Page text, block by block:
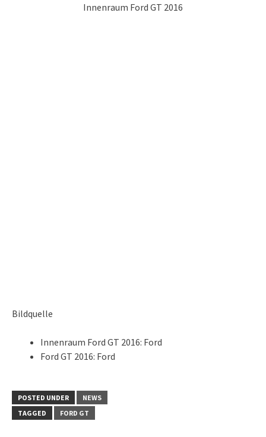
Innenraum Ford GT 2016
Bildquelle
Innenraum Ford GT 2016: Ford
Ford GT 2016: Ford
POSTED UNDER
NEWS
TAGGED
FORD GT